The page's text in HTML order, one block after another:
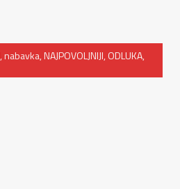
,nabavka,NAJPOVOLJNIJI,ODLUKA,